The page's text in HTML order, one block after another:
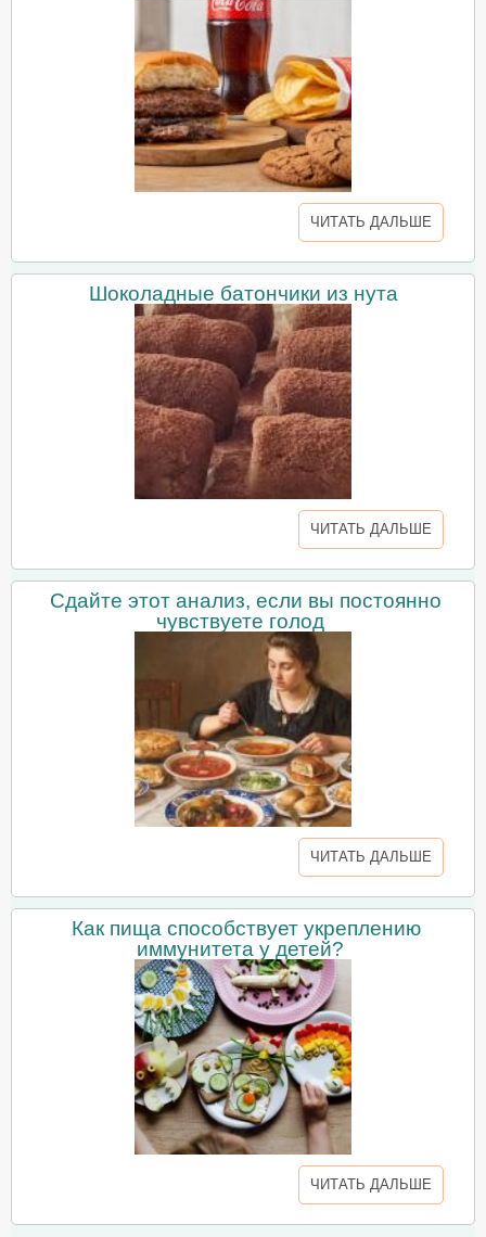
ЧИТАТЬ ДАЛЬШЕ
Шоколадные батончики из нута
ЧИТАТЬ ДАЛЬШЕ
Сдайте этот анализ, если вы постоянно
чувствуете голод
ЧИТАТЬ ДАЛЬШЕ
Как пища способствует укреплению
иммунитета у детей?
ЧИТАТЬ ДАЛЬШЕ